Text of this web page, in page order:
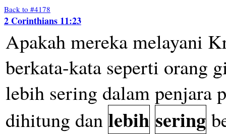
Back to #4178
2 Corinthians 11:23
Apakahmerekamelayani
berkata-kata seperti orang
lebih sering dalampenjara
dihitung dan lebih sering